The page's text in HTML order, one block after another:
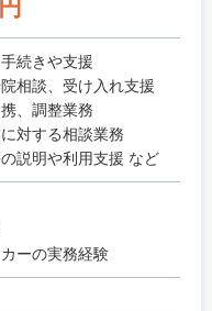
続きや支援
相談、受け入れ支援
、調整業務
対する相談業務
説明や利用支援 など
ーの実務経験